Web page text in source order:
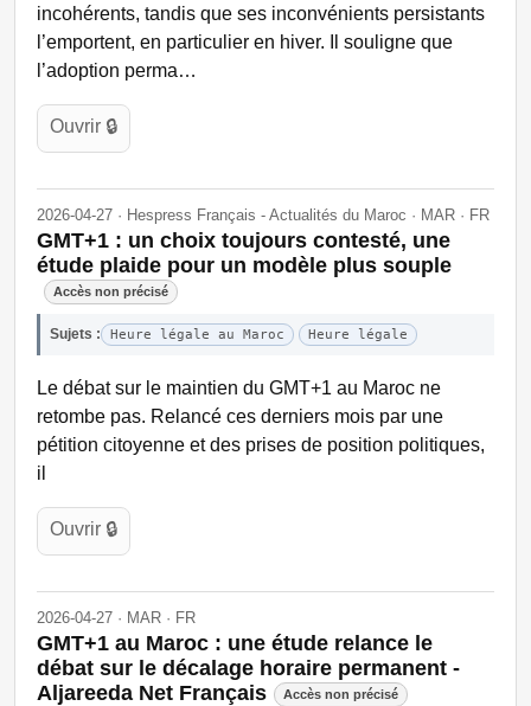
incohérents, tandis que ses inconvénients persistants
l’emportent, en particulier en hiver. Il souligne que
l’adoption perma…
Ouvrir 🔒
2026-04-27 · Hespress Français - Actualités du Maroc · MAR · FR
GMT+1 : un choix toujours contesté, une
étude plaide pour un modèle plus souple
Accès non précisé
Sujets : Heure légale au Maroc Heure légale
Le débat sur le maintien du GMT+1 au Maroc ne
retombe pas. Relancé ces derniers mois par une
pétition citoyenne et des prises de position politiques,
il
Ouvrir 🔒
2026-04-27 · MAR · FR
GMT+1 au Maroc : une étude relance le
débat sur le décalage horaire permanent -
Aljareeda Net Français
Accès non précisé